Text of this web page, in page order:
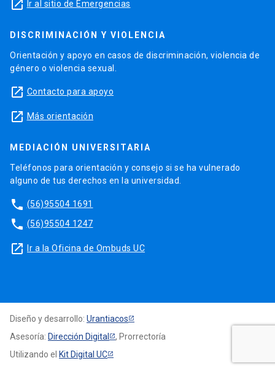
launch Ir al sitio de Emergencias
DISCRIMINACIÓN Y VIOLENCIA
Orientación y apoyo en casos de discriminación, violencia de
género o violencia sexual.
launch Contacto para apoyo
launch Más orientación
MEDIACIÓN UNIVERSITARIA
Teléfonos para orientación y consejo si se ha vulnerado
alguno de tus derechos en la universidad.
phone (56)95504 1691
phone (56)95504 1247
launch Ir a la Oficina de Ombuds UC
Diseño y desarrollo: Urantiacos
Asesoría: Dirección Digital
, Prorrectoría
Utilizando el Kit Digital UC